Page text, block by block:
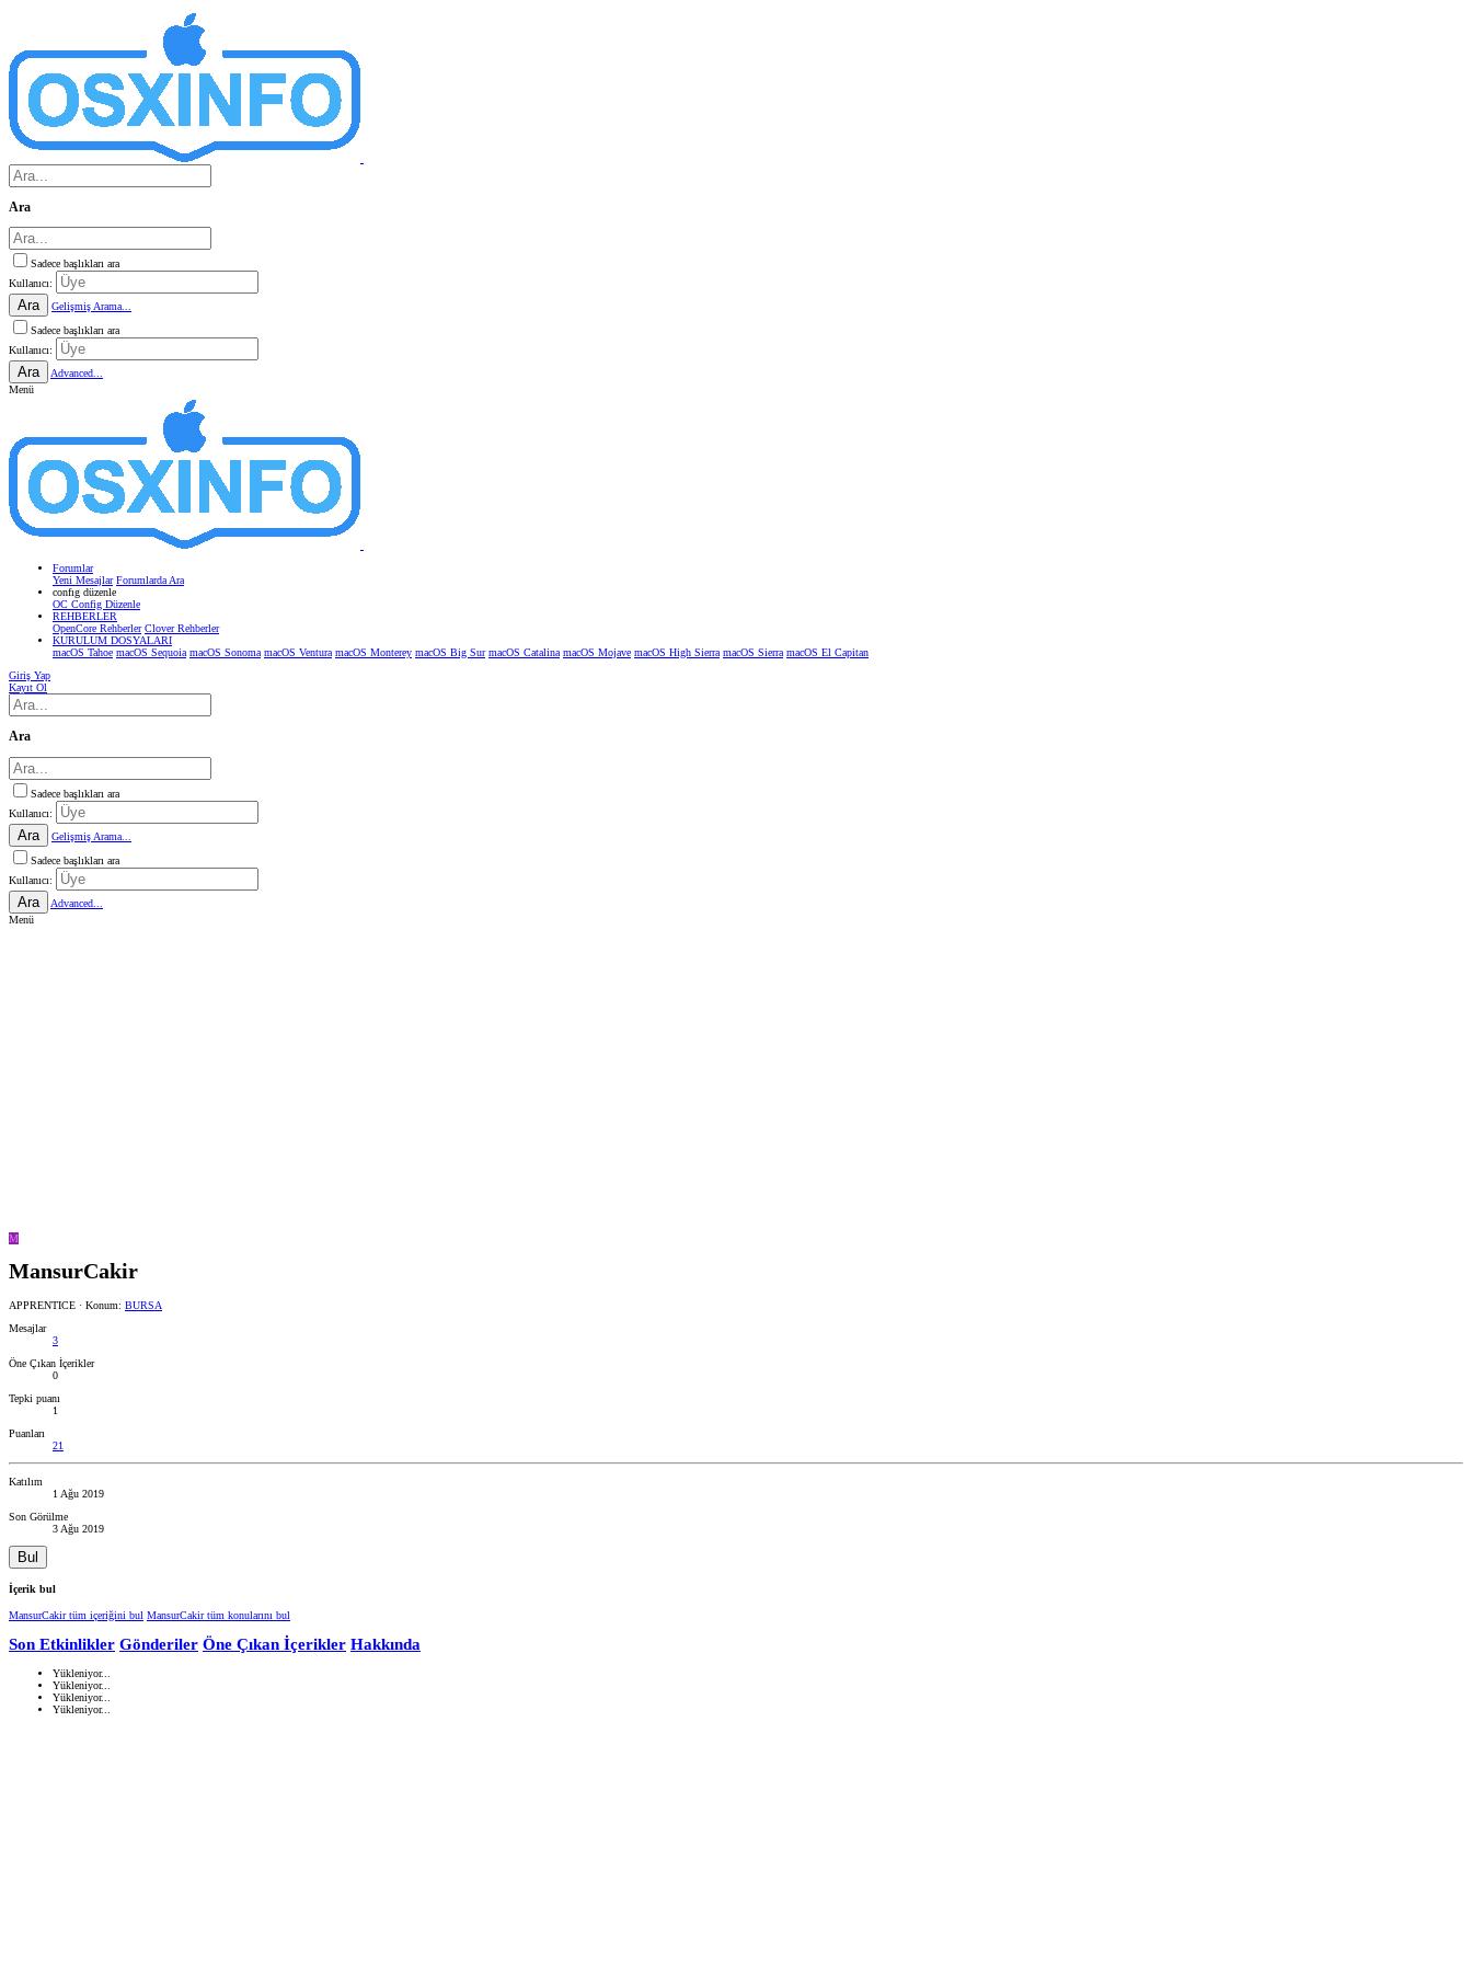
Ara
Sadece başlıkları ara
Kullanıcı:
Ara
Gelişmiş Arama...
Sadece başlıkları ara
Kullanıcı:
Ara
Advanced...
Menü
Forumlar
Yeni Mesajlar Forumlarda Ara
confıg düzenle
OC Config Düzenle
REHBERLER
OpenCore Rehberler Clover Rehberler
KURULUM DOSYALARI
macOS Tahoe macOS Sequoia macOS Sonoma macOS Ventura macOS Monterey macOS Big Sur macOS Catalina macOS Mojave macOS High Sierra macOS Sierra macOS El Capitan
Giriş Yap
Kayıt Ol
Ara
Sadece başlıkları ara
Kullanıcı:
Ara
Gelişmiş Arama...
Sadece başlıkları ara
Kullanıcı:
Ara
Advanced...
Menü
M
MansurCakir
APPRENTICE · Konum: BURSA
Mesajlar
3
Öne Çıkan İçerikler
0
Tepki puanı
1
Puanları
21
Katılım
1 Ağu 2019
Son Görülme
3 Ağu 2019
Bul
İçerik bul
MansurCakir tüm içeriğini bul MansurCakir tüm konularını bul
Son Etkinlikler Gönderiler Öne Çıkan İçerikler Hakkında
Yükleniyor...
Yükleniyor...
Yükleniyor...
Yükleniyor...